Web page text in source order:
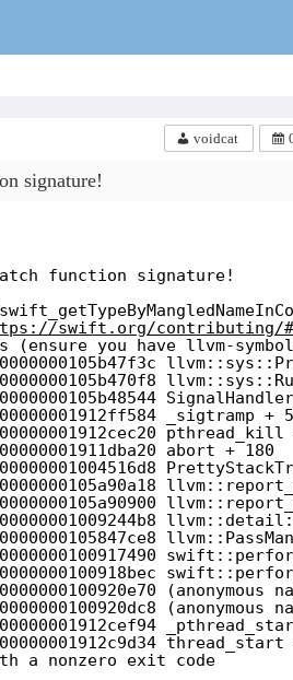
voidcat
signature!
function signature!
swift.org/contributing/
(ensure you have llvm-
_sigtramp +
pthread_kill
abort + 180
(anonymous
(anonymous
thread_start
a nonzero exit code